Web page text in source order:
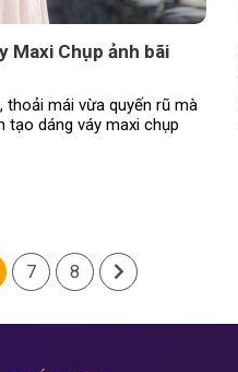
Maxi Chụp ảnh bãi
thoải mái vừa quyến rũ mà
tạo dáng váy maxi chụp
7 8